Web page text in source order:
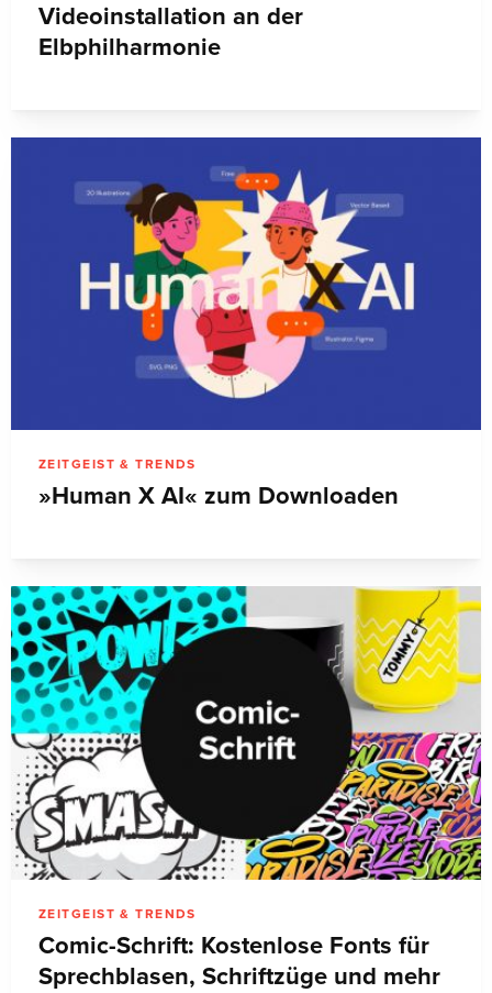
Videoinstallation an der
Elbphilharmonie
ZEITGEIST & TRENDS
»Human X AI« zum Downloaden
ZEITGEIST & TRENDS
Comic-Schrift: Kostenlose Fonts für
Sprechblasen, Schriftzüge und mehr